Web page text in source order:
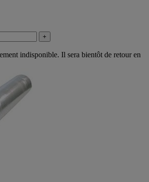
+
indisponible. Il sera bientôt de retour en